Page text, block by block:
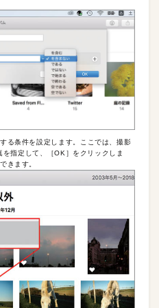
る条件を設定します。ここでは、撮影
指定して、［OK］をクリックしま
きます。